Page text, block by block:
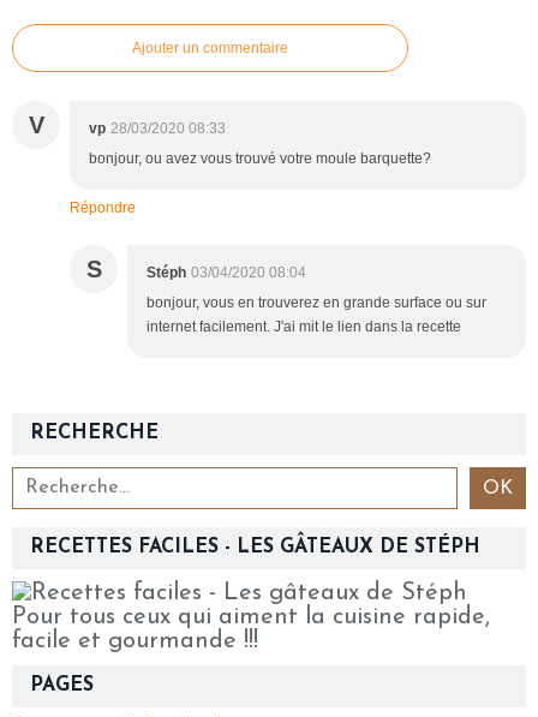
Ajouter un commentaire
V vp 28/03/2020 08:33
bonjour, ou avez vous trouvé votre moule barquette?
Répondre
S Stéph 03/04/2020 08:04
bonjour, vous en trouverez en grande surface ou sur
internet facilement. J'ai mit le lien dans la recette
RECHERCHE
RECETTES FACILES - LES GÂTEAUX DE STÉPH
Pour tous ceux qui aiment la cuisine rapide,
facile et gourmande !!!
PAGES